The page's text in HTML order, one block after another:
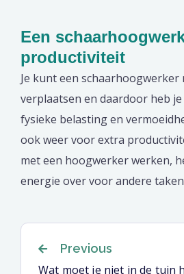
Een
productiviteit
Je kunt een schaarhoogwerker
verplaatsen en daardoor heb
fysieke belasting en
ook weer voor extra
met een hoogwerker werken,
energie over voor andere
Berichtnavigatie
Previous
Wat moet je niet in de tuin